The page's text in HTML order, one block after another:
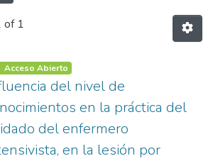
of 1
Acceso Abierto
del nivel de
en la práctica del
del enfermero
en la lesión por